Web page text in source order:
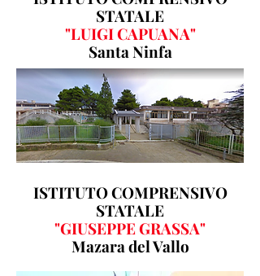
STATALE
"LUIGI CAPUANA"
Santa Ninfa
ISTITUTO COMPRENSIVO
STATALE
"GIUSEPPE GRASSA"
Mazara del Vallo